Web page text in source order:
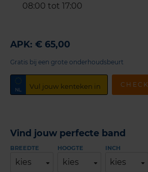
08:00 tot 17:00
APK: € 65,00
Gratis bij een grote onderhoudsbeurt
CHECK
Vind jouw perfecte band
BREEDTE
kies
HOOGTE
kies
INCH
kies